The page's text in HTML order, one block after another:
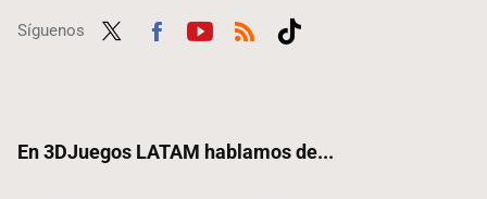
Síguenos
En 3DJuegos LATAM hablamos de...